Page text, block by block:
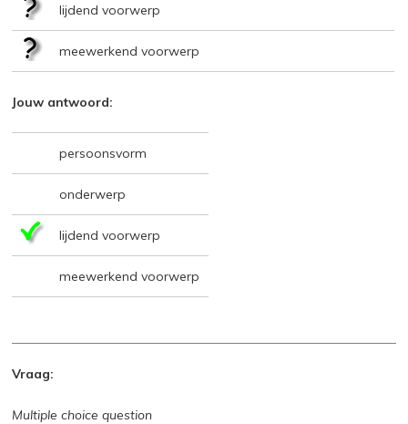
lijdend voorwerp
meewerkend voorwerp
Jouw antwoord:
persoonsvorm
onderwerp
lijdend voorwerp
meewerkend voorwerp
Vraag:
Multiple choice question